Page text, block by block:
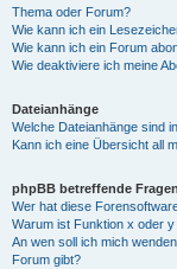
Thema oder Forum?
Wie kann ich ein
Wie kann ich ein Forum
Wie deaktiviere ich meine
Dateianhänge
Welche Dateianhänge sind
Kann ich eine Übersicht all
phpBB betreffende Fragen
Wer hat diese
Warum ist Funktion x oder
An wen soll ich mich
Forum gibt?